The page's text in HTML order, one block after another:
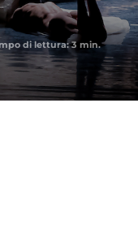
di lettura:3 min.